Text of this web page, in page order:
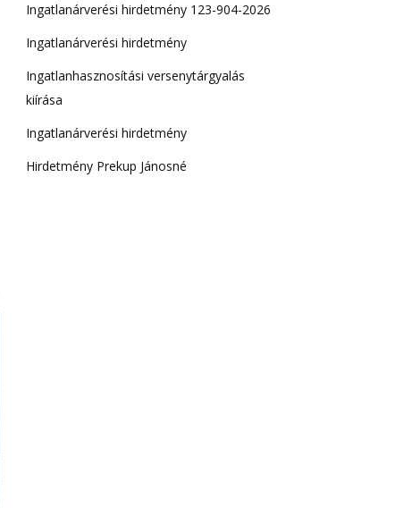
Ingatlanárverési hirdetmény 123-904-2026
Ingatlanárverési hirdetmény
Ingatlanhasznosítási versenytárgyalás
kiírása
Ingatlanárverési hirdetmény
Hirdetmény Prekup Jánosné